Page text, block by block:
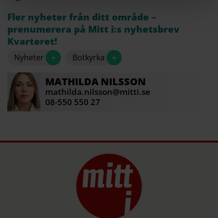
Fler nyheter från ditt område –
prenumerera på Mitt i:s nyhetsbrev
Kvarteret!
Nyheter + Botkyrka +
MATHILDA NILSSON
mathilda.nilsson@mitti.se
08-550 550 27